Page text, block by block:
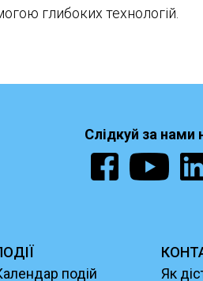
глибоких технологій.
Слідкуй за нами
подій
Як